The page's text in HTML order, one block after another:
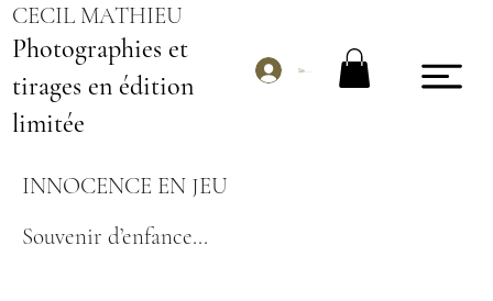
CECIL MATHIEU
Photographies et
tirages en édition
limitée
Se connecter
INNOCENCE EN JEU
Souvenir d’enfance...